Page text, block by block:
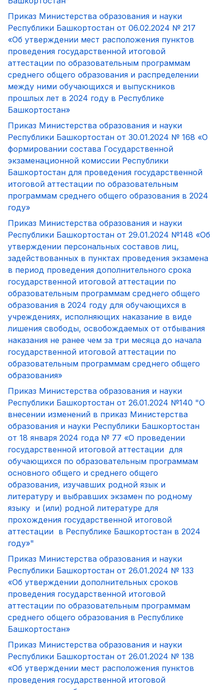
Приказ Министерства образования и науки
Республики Башкортостан от 06.02.2024 № 217
«Об утверждении мест расположения пунктов
проведения государственной итоговой
аттестации по образовательным программам
среднего общего образования и распределении
между ними обучающихся и выпускников
прошлых лет в 2024 году в Республике
Башкортостан»
Приказ Министерства образования и науки
Республики Башкортостан от 30.01.2024 № 168 «О
формировании состава Государственной
экзаменационной комиссии Республики
Башкортостан для проведения государственной
итоговой аттестации по образовательным
программам среднего общего образования в 2024
году»
Приказ Министерства образования и науки
Республики Башкортостан от 29.01.2024 №148 «Об
утверждении персональных составов лиц,
задействованных в пунктах проведения экзамена
в период проведения дополнительного срока
государственной итоговой аттестации по
образовательным программам среднего общего
образования в 2024 году для обучающихся в
учреждениях, исполняющих наказание в виде
лишения свободы, освобождаемых от отбывания
наказания не ранее чем за три месяца до начала
государственной итоговой аттестации по
образовательным программам среднего общего
образования»
Приказ Министерства образования и науки
Республики Башкортостан от 26.01.2024 №140 "О
внесении изменений в приказ Министерства
образования и науки Республики Башкортостан
от 18 января 2024 года № 77 «О проведении
государственной итоговой аттестации для
обучающихся по образовательным программам
основного общего и среднего общего
образования, изучавших родной язык и
литературу и выбравших экзамен по родному
языку и (или) родной литературе для
прохождения государственной итоговой
аттестации в Республике Башкортостан в 2024
году»"
Приказ Министерства образования и науки
Республики Башкортостан от 26.01.2024 № 133
«Об утверждении дополнительных сроков
проведения государственной итоговой
аттестации по образовательным программам
среднего общего образования в Республике
Башкортостан»
Приказ Министерства образования и науки
Республики Башкортостан от 26.01.2024 № 138
«Об утверждении мест расположения пунктов
проведения государственной итоговой